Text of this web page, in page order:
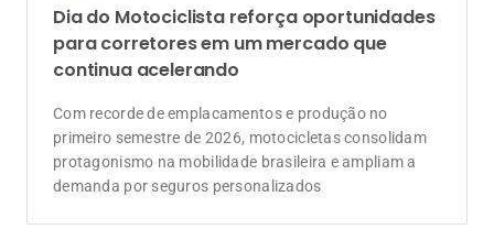
Dia do Motociclista reforça oportunidades
para corretores em um mercado que
continua acelerando
Com recorde de emplacamentos e produção no
primeiro semestre de 2026, motocicletas consolidam
protagonismo na mobilidade brasileira e ampliam a
demanda por seguros personalizados